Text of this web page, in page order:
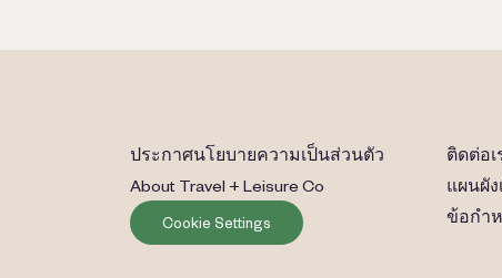
ประกาศนโยบายความเป็นส่วนตัว
About Travel + Leisure Co
Cookie Settings
ติดต่อเ
แผนผัง
ข้อกำ